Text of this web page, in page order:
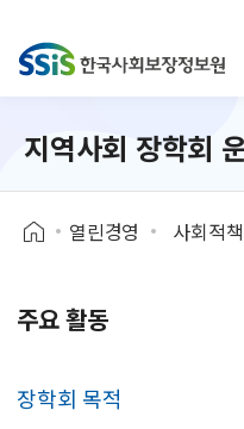
지역사회 장학회
열린경영 사회적
주요 활동
장학회 목적